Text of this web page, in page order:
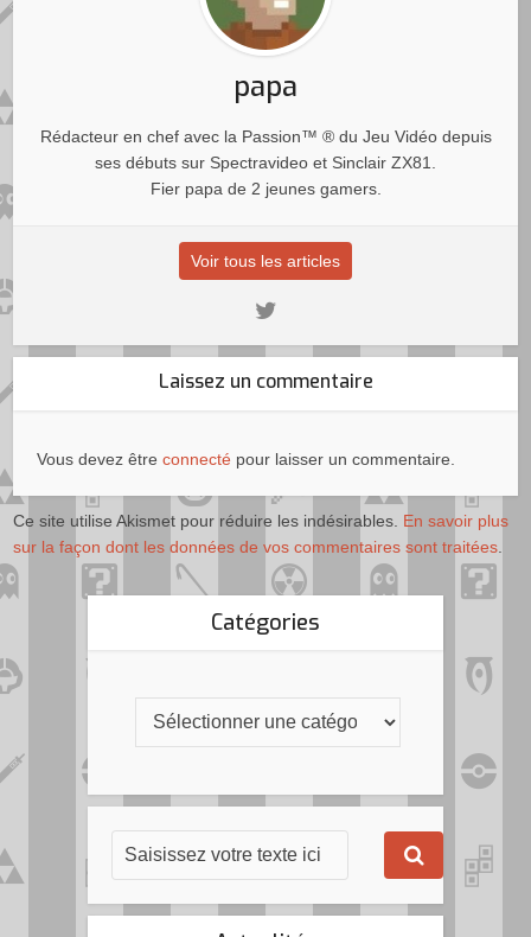
papa
Rédacteur en chef avec la Passion™ ® du Jeu Vidéo depuis
ses débuts sur Spectravideo et Sinclair ZX81.
Fier papa de 2 jeunes gamers.
Voir tous les articles
Laissez un commentaire
Vous devez êtreconnecté pour laisser un commentaire.
Ce site utilise Akismet pour réduire les indésirables. En savoir plus
sur la façon dont les données de vos commentaires sont traitées
Catégories